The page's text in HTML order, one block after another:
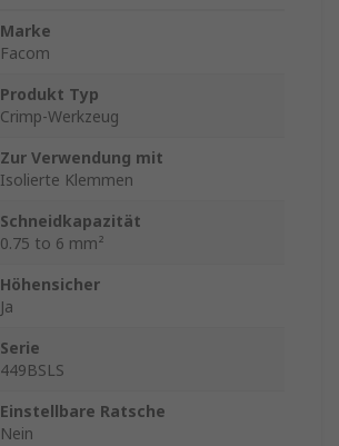
Marke
Facom
Produkt Typ
Crimp-Werkzeug
Zur Verwendung mit
Isolierte Klemmen
Schneidkapazität
0.75 to 6 mm²
Höhensicher
Ja
Serie
449BSLS
Einstellbare Ratsche
Nein